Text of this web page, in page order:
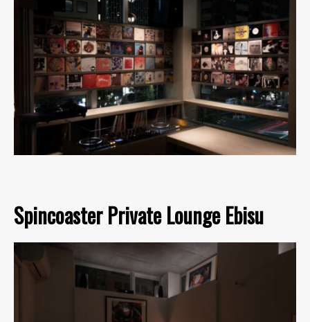
Spincoaster Private Lounge Ebisu